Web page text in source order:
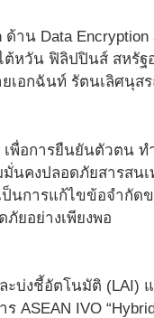
าน Data Encryption
ต้หวัน ฟิลิปปินส์ สหรัฐ
ยเอกฉันท์ รัตนเลิศนุส
เพื่อการยืนยันตัวตน ท
นคงปลอดภัยสารสนเ
นการแก้ไขข้อจำกัด
ยอย่างเพียงพอ
ะบ่งชี้อัตโนมัติ (LAI)
ASEAN IVO